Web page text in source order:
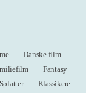
Danske film
Fantasy
Klassikere